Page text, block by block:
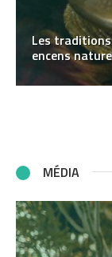
Les
encens
MÉDIA